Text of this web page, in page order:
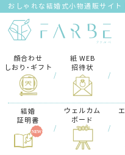
おしゃれな結婚式小物通販サイト
顔合わせ
しおり･ギフト
/
紙 WEB
招待状
/
結婚
証明書
/
ウェルカム
ボード
/